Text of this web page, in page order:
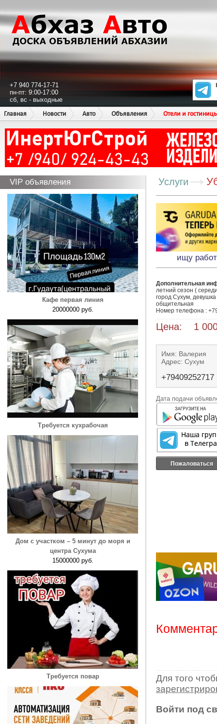
+7 940 774-17-71
пн-пт: 9:00-17:00
сб, вс - выходные
Главная
Новости Авто Объявления Отели и
VIP объявления
Кафе первая линия
20000000 руб.
Требуется кухрабочая
Дом с участком – 5 минут до моря и
центра Сухума
15000000 руб.
Требуется повар
Услуги
ищу
Дополнительная
летний сезон (
город Сухум,
общительная
Номер телефона :
Цена: 1
Имя: Валерия
Адрес: Сухум
+79409252717
Дата подачи
Пожаловаться
Для того
Войти под